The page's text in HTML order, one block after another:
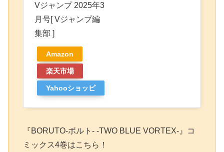
Vジャンプ 2025年3
月号[ Vジャンプ編
集部 ]
Amazon
楽天市場
Yahooショッピ
『BORUTO-ボルト- -TWO BLUE VORTEX-』コ
ミックス4巻はこちら！